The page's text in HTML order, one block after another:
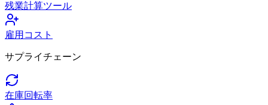
残業計算ツール
雇用コスト
サプライチェーン
在庫回転率